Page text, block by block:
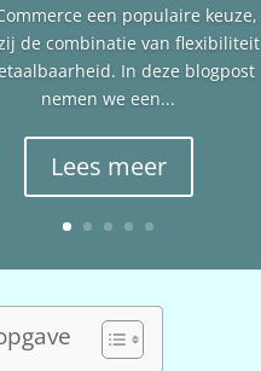
een populaire keuze,
de combinatie van flexibiliteit
In deze blogpost
nemen we een...
Lees meer